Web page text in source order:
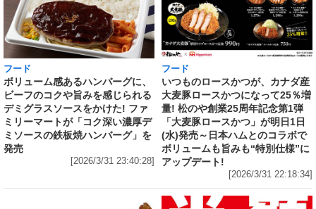
フード
ボリューム感あるハンバーグに、
ビーフのコクや旨みを感じられる
デミグラスソースをかけた! ファ
ミリーマートが「コク深い濃厚デ
ミソースの鉄板焼ハンバーグ」を
発売
[2026/3/31 23:40:28]
フード
いつものロースかつが、カナダ産
大麦豚ロースかつになって25％増
量! 松のや創業25周年記念第1弾
「大麦豚ロースかつ」が明日1日
(水)発売～日本ハムとのコラボで
ボリュームも旨みも“特別仕様”に
アップデート!
[2026/3/31 22:18:34]